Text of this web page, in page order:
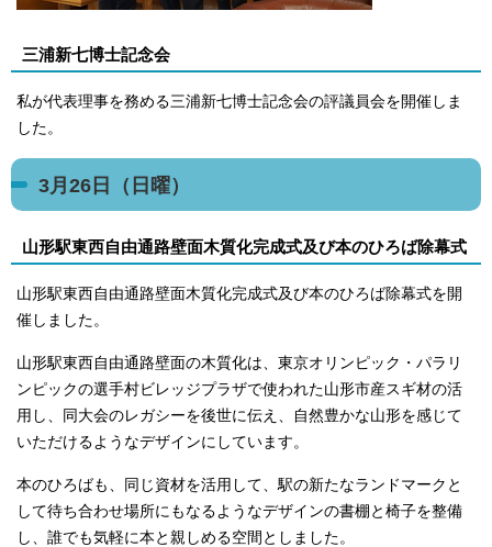
三浦新七博士記念会
私が代表理事を務める三浦新七博士記念会の評議員会を開催しま
した。
3月26日（日曜）
山形駅東西自由通路壁面木質化完成式及び本のひろば除幕式
山形駅東西自由通路壁面木質化完成式及び本のひろば除幕式を開
催しました。
山形駅東西自由通路壁面の木質化は、東京オリンピック・パラリ
ンピックの選手村ビレッジプラザで使われた山形市産スギ材の活
用し、同大会のレガシーを後世に伝え、自然豊かな山形を感じて
いただけるようなデザインにしています。
本のひろばも、同じ資材を活用して、駅の新たなランドマークと
して待ち合わせ場所にもなるようなデザインの書棚と椅子を整備
し、誰でも気軽に本と親しめる空間としました。